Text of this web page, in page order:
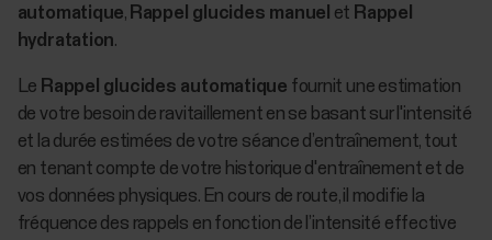
automatique, Rappel glucides manuel et Rappel
hydratation.
Le Rappel glucides automatique fournit une estimation
de votre besoin de ravitaillement en se basant sur l'intensité
et la durée estimées de votre séance d’entraînement, tout
en tenant compte de votre historique d'entraînement et de
vos données physiques. En cours de route, il modifie la
fréquence des rappels en fonction de l’intensité effective